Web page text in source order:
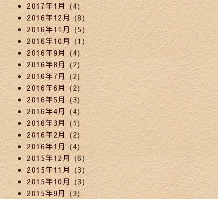
2017年1月(4)
2016年12月 (8)
2016年11月 (5)
2016年10月 (1)
2016年9月 (4)
2016年8月 (2)
2016年7月 (2)
2016年6月 (2)
2016年5月(3)
2016年4月(4)
2016年3月(1)
2016年2月(2)
2016年1月(4)
2015年12月(6)
2015年11月 (3)
2015年10月 (3)
2015年9月 (3)